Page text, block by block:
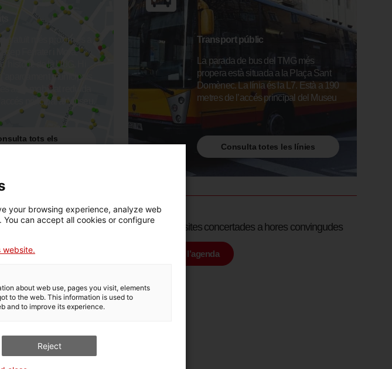
gratuït més pròxim és a
Ferrater i Mora,
històric de la UdG. Hi
municipals
amb mobilitat reduïda
principal al Museu.
tots els
aparcaments
Transport públic
La parada de bus del TMG més
propera està situada a la Plaça Sant
Domènec. La línia és la L7. Està a 190
metres de l’accés principal del Museu
Consulta totes les línies
Servei de visites concertades a hores convingudes
Consulta l’agenda
your browsing experience, analyze web
can accept all cookies or configure
website.
about web use, pages you visit, elements
to the web. This information is used to
and to improve its experience.
Reject